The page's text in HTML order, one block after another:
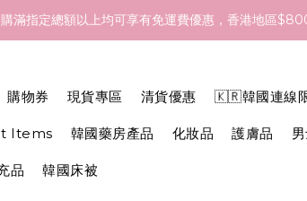
Aug 期間訂貨，預計於 26/Aug 到港，最終亦要視
滿指定總額以上均可享有免運費優惠，香港地區
購物券 現貨專區 清貨優惠 🇰🇷韓國連線
Items 韓國藥房產品 化妝品 護膚品
品 韓國床被